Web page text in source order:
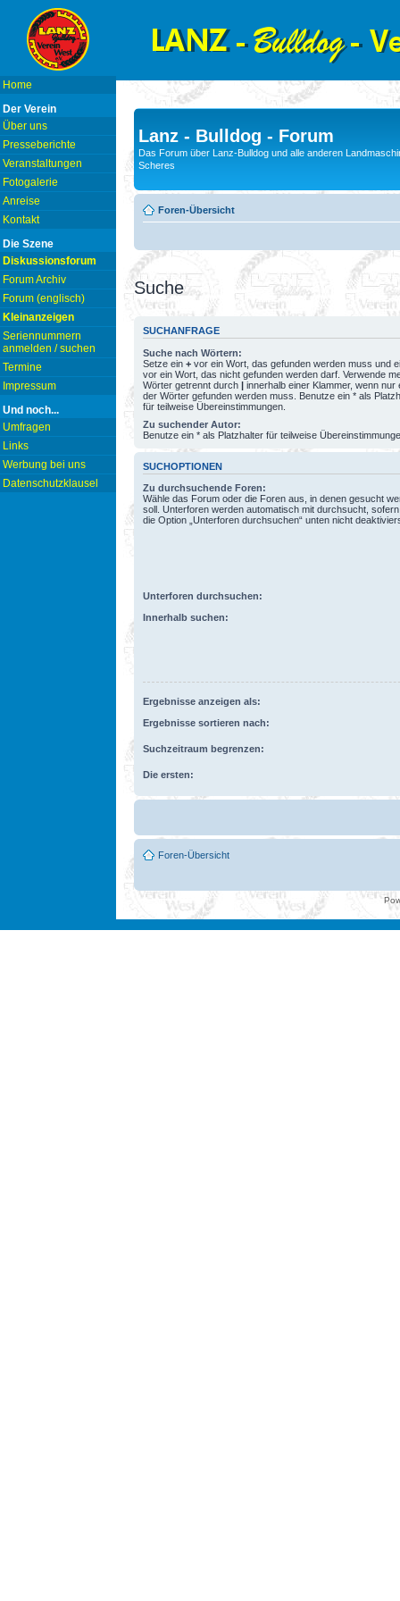
Home
Der Verein
Über uns
Presseberichte
Veranstaltungen
Fotogalerie
Anreise
Kontakt
Die Szene
Diskussionsforum
Forum Archiv
Forum (englisch)
Kleinanzeigen
Seriennummern
anmelden / suchen
Termine
Impressum
Und noch...
Umfragen
Links
Werbung bei uns
Datenschutzklausel
Lanz - Bulldog - Forum
Das Forum über Lanz-Bulldog und alle anderen
Scheres
Foren-Übersicht
Suche
SUCHANFRAGE
Suche nach Wörtern:
Setze ein + vor ein Wort, das gefunden werden muss und
vor ein Wort, das nicht gefunden werden darf. Verwende
Wörter getrennt durch | innerhalb einer Klammer, wenn nur
der Wörter gefunden werden muss. Benutze ein * als
für teilweise Übereinstimmungen.
Zu suchender Autor:
Benutze ein * als Platzhalter für teilweise
SUCHOPTIONEN
Zu durchsuchende Foren:
Wähle das Forum oder die Foren aus, in denen gesucht
soll. Unterforen werden automatisch mit durchsucht,
die Option „Unterforen durchsuchen“ unten nicht
Unterforen durchsuchen:
Innerhalb suchen:
Ergebnisse anzeigen als:
Ergebnisse sortieren nach:
Suchzeitraum begrenzen:
Die ersten:
Foren-Übersicht